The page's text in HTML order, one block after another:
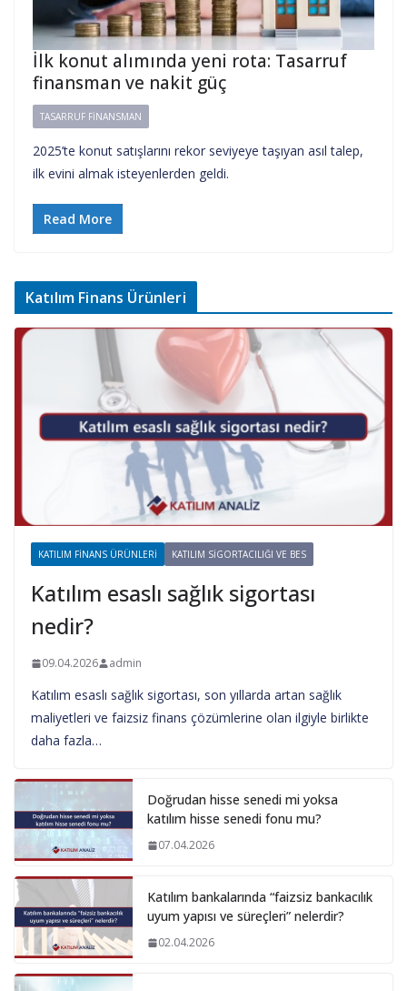
İlk konut alımında yeni rota: Tasarruf
finansman ve nakit güç
TASARRUF FINANSMAN
2025’te konut satışlarını rekor seviyeye taşıyan asıl talep,
ilk evini almak isteyenlerden geldi.
Read More
Katılım Finans Ürünleri
KATILIM FINANS ÜRÜNLERI KATILIM SIGORTACILIĞI VE BES
Katılım esaslı sağlık sigortası
nedir?
09.04.2026 admin
Katılım esaslı sağlık sigortası, son yıllarda artan sağlık
maliyetleri ve faizsiz finans çözümlerine olan ilgiyle birlikte
daha fazla…
Doğrudan hisse senedi mi yoksa
katılım hisse senedi fonu mu?
07.04.2026
Katılım bankalarında “faizsiz bankacılık
uyum yapısı ve süreçleri” nelerdir?
02.04.2026